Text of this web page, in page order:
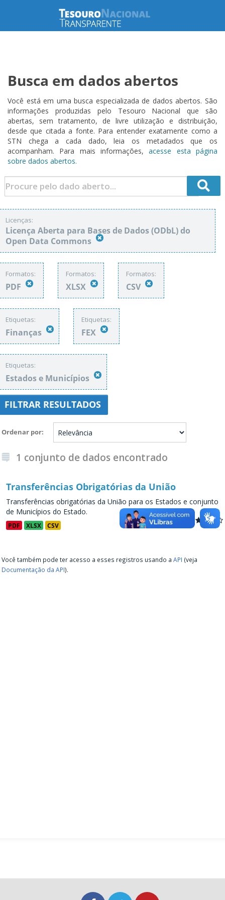
Busca em dados abertos
Você está em uma busca especializada de dados abertos. São
informações produzidas pelo Tesouro Nacional que são
abertas, sem tratamento, de livre utilização e distribuição,
desde que citada a fonte. Para entender exatamente como a
STN chega a cada dado, leia os metadados que os
acompanham. Para mais informações,acesse esta página
sobre dados abertos.
Licenças:
Licença Aberta para Bases de Dados (ODbL) do
Open Data Commons
Formatos:
PDF
Formatos:
XLSX
Formatos:
CSV
Etiquetas:
Finanças
Etiquetas:
FEX
Etiquetas:
Estados e Municípios
FILTRAR RESULTADOS
Ordenar por
1 conjunto de dados encontrado
Transferências Obrigatórias da União
Transferências obrigatórias da União para os Estados e conjunto
de Municípios do Estado.
PDF XLSX CSV
Você também pode ter acesso a esses registros usando a API (veja
Documentação da API).